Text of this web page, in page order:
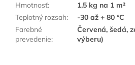
Hmotnosť:
1,5 kg na 1 m²
Teplotný rozsah:
-30 až + 80 °C
Farebné
prevedenie:
Červená, šedá,
výberu)